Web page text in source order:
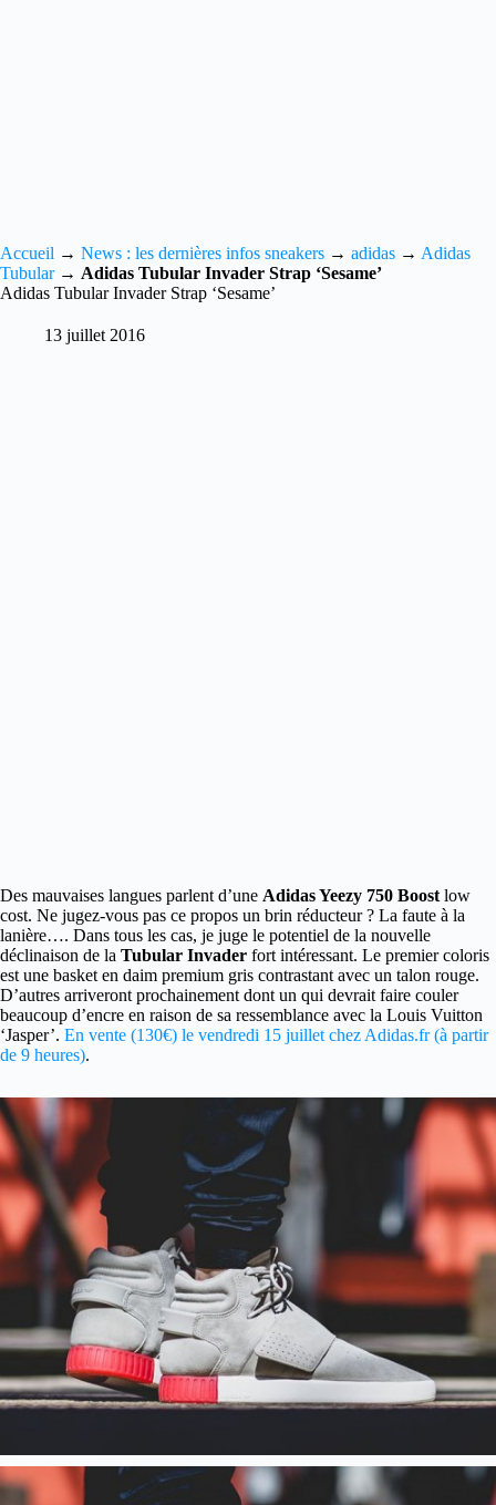
Accueil → News : les dernières infos sneakers → adidas → Adidas
Tubular→ Adidas Tubular Invader Strap ‘Sesame’
Adidas Tubular Invader Strap ‘Sesame’
13 juillet 2016
Des mauvaises langues parlent d’une Adidas Yeezy 750 Boost low
cost. Ne jugez-vous pas ce propos un brin réducteur ? La faute à la
lanière…. Dans tous les cas, je juge le potentiel de la nouvelle
déclinaison de la Tubular Invader fort intéressant. Le premier coloris
est une basket en daim premium gris contrastant avec un talon rouge.
D’autres arriveront prochainement dont un qui devrait faire couler
beaucoup d’encre en raison de sa ressemblance avec la Louis Vuitton
‘Jasper’. En vente (130€) le vendredi 15 juillet chez Adidas.fr (à partir
de 9 heures).